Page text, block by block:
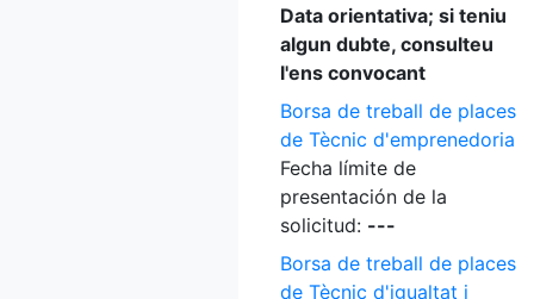
Data orientativa; si teniu
algun dubte, consulteu
l'ens convocant
Borsa de treball de places
de Tècnic d'emprenedoria
Fecha límite de
presentación de la
solicitud: ---
Borsa de treball de places
de Tècnic d'igualtat i